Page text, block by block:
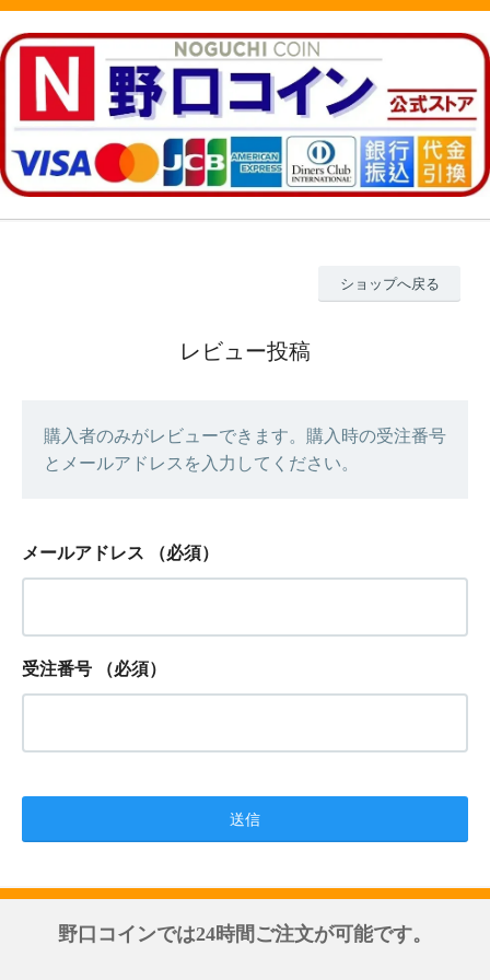
ショップへ戻る
レビュー投稿
購入者のみがレビューできます。購入時の受注番号
とメールアドレスを入力してください。
メールアドレス （必須）
受注番号 （必須）
野口コインでは24時間ご注文が可能です。